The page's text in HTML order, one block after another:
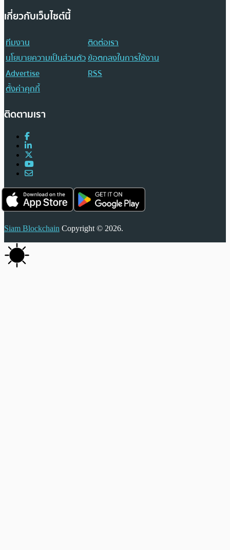
เกี่ยวกับเว็บไซต์นี้
ทีมงาน
ติดต่อเรา
นโยบายความเป็นส่วนตัวข้อตกลงในการใช้งาน
Advertise
RSS
ตั้งค่าคุกกี้
ติดตามเรา
Siam Blockchain Copyright © 2026.